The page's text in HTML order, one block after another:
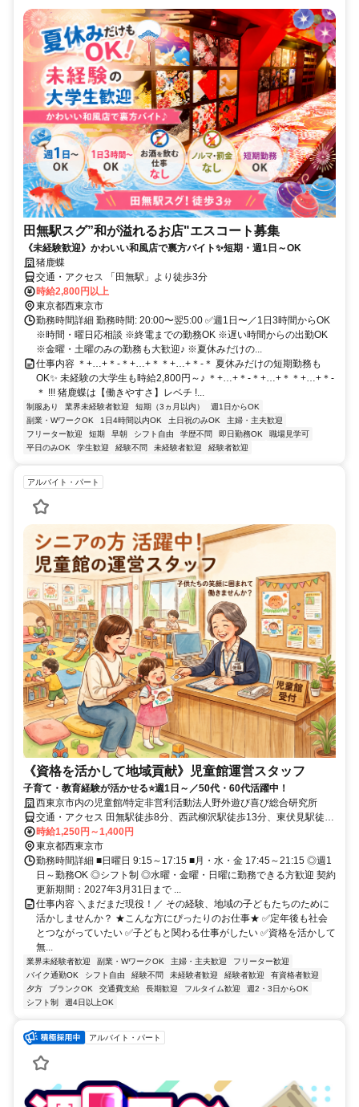
田無駅スグ”和が溢れるお店"エスコート募集
《未経験歓迎》かわいい和風店で裏方バイト✨短期・週1日～OK
猪鹿蝶
交通・アクセス 「田無駅」より徒歩3分
時給2,800円以上
東京都西東京市
勤務時間詳細 勤務時間: 20:00〜翌5:00 ✅週1⽇〜／1⽇3時間からOK
※時間・曜日応相談 ※終電までの勤務OK ※遅い時間からの出勤OK
※金曜・土曜のみの勤務も大歓迎♪ ※夏休みだけの...
仕事内容 ＊+…+＊-＊+…+＊＊+…+＊-＊ 夏休みだけの短期勤務も
OK✨ 未経験の大学生も時給2,800円～♪ ＊+…+＊-＊+…+＊＊+…+＊-
＊ !!! 猪鹿蝶は【働きやすさ】レベチ !...
制服あり 業界未経験者歓迎 短期（3ヵ月以内）
週1日からOK
副業・WワークOK
1日4時間以内OK 土日祝のみOK
主婦・主夫歓迎
フリーター歓迎
短期 早朝 シフト自由 学歴不問 即日勤務OK
職場見学可
平日のみOK
学生歓迎 経験不問 未経験者歓迎 経験者歓迎
アルバイト・パート
《資格を活かして地域貢献》児童館運営スタッフ
子育て・教育経験が活かせる⭐週1日～／50代・60代活躍中！
西東京市内の児童館/特定非営利活動法人野外遊び喜び総合研究所
交通・アクセス 田無駅徒歩8分、西武柳沢駅徒歩13分、東伏見駅徒歩
17分、他
時給1,250円～1,400円
東京都西東京市
勤務時間詳細 ■日曜日 9:15～17:15 ■月・水・金 17:45～21:15 ◎週1
日～勤務OK ◎シフト制 ◎水曜・金曜・日曜に勤務できる方歓迎 契約
更新期間：2027年3月31日まで ...
仕事内容 ＼まだまだ現役！／ その経験、地域の子どもたちのために
活かしませんか？ ★こんな方にぴったりのお仕事★ ✅定年後も社会
とつながっていたい ✅子どもと関わる仕事がしたい ✅資格を活かして
無...
業界未経験者歓迎 副業・WワークOK 主婦・主夫歓迎
フリーター歓迎
バイク通勤OK
シフト自由 経験不問 未経験者歓迎 経験者歓迎
有資格者歓迎
夕方
ブランクOK 交通費支給 長期歓迎 フルタイム歓迎
週2・3日からOK
シフト制
週4日以上OK
アルバイト・パート